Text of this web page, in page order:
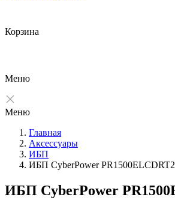
Корзина
Меню
Меню
Главная
Аксессуары
ИБП
ИБП CyberPower
ИБП CyberPower